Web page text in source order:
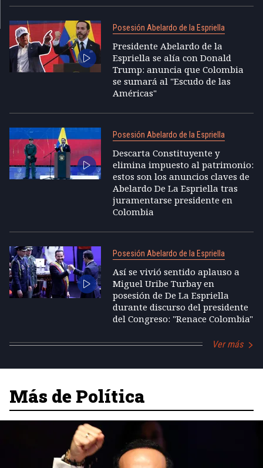
Posesión Abelardo de la Espriella
Presidente Abelardo de la
Espriella se alía con Donald
Trump: anuncia que Colombia
se sumará al "Escudo de las
Américas"
Posesión Abelardo de la Espriella
Descarta Constituyente y
elimina impuesto al patrimonio:
estos son los anuncios claves de
Abelardo De La Espriella tras
juramentarse presidente en
Colombia
Posesión Abelardo de la Espriella
Así se vivió sentido aplauso a
Miguel Uribe Turbay en
posesión de De La Espriella
durante discurso del presidente
del Congreso: "Renace Colombia"
Ver más
Más de Política